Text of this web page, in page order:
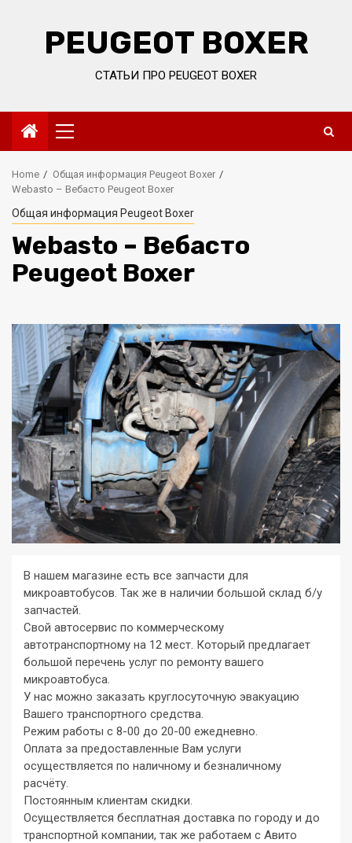
PEUGEOT BOXER
СТАТЬИ ПРО PEUGEOT BOXER
Primary
Menu
Home
Общая информация Peugeot Boxer
Webasto – Вебасто Peugeot Boxer
Общая информация Peugeot Boxer
Webasto – Вебасто
Peugeot Boxer
В нашем магазине есть все запчасти для
микроавтобусов. Так же в наличии большой склад б/у
запчастей.
Свой автосервис по коммерческому
автотранспортному на 12 мест. Который предлагает
большой перечень услуг по ремонту вашего
микроавтобуса.
У нас можно заказать круглосуточную эвакуацию
Вашего транспортного средства.
Режим работы с 8-00 до 20-00 ежедневно.
Оплата за предоставленные Вам услуги
осуществляется по наличному и безналичному
расчёту.
Постоянным клиентам скидки.
Осуществляется бесплатная доставка по городу и до
транспортной компании, так же работаем с Авито